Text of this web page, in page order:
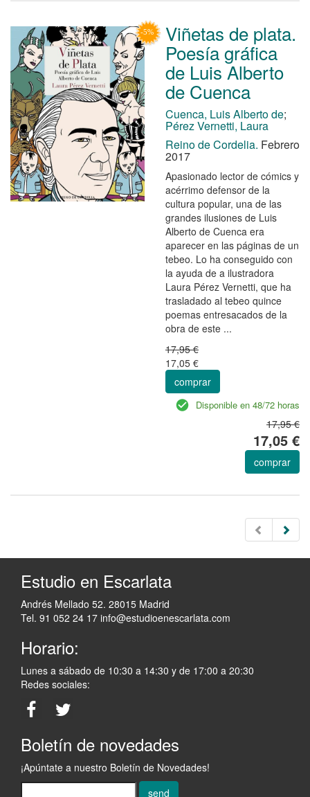
Viñetas de plata.
Poesía gráfica
de Luis Alberto
de Cuenca
Cuenca, Luis Alberto de;
Pérez Vernetti, Laura
Reino de Cordelia. Febrero
2017
Apasionado lector de cómics y
acérrimo defensor de la
cultura popular, una de las
grandes ilusiones de Luis
Alberto de Cuenca era
aparecer en las páginas de un
tebeo. Lo ha conseguido con
la ayuda de a ilustradora
Laura Pérez Vernetti, que ha
trasladado al tebeo quince
poemas entresacados de la
obra de este ...
17,95 €
17,05 €
comprar
Disponible en 48/72 horas
17,95 €
17,05 €
comprar
Estudio en Escarlata
Andrés Mellado 52. 28015 Madrid
Tel. 91 052 24 17 info@estudioenescarlata.com
Horario:
Lunes a sábado de 10:30 a 14:30 y de 17:00 a 20:30
Redes sociales:
Boletín de novedades
¡Apúntate a nuestro Boletín de Novedades!
send